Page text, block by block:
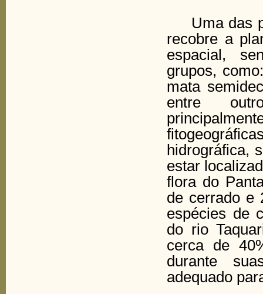
Uma das
recobre a
espacial,
grupos,
mata
entre
hidrográfica,
estar
flora do
de cerrado e
espécies de
do rio
cerca de
durante
adequado